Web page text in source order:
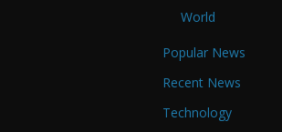
World
Popular News
Recent News
Technology